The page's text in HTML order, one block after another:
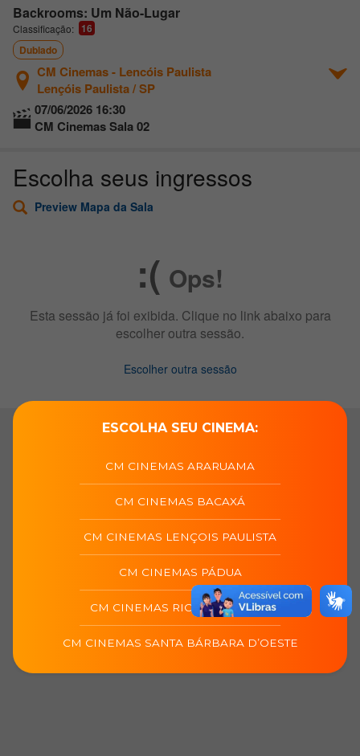
ESCOLHA SEU CINEMA:
CM CINEMAS ARARUAMA
CM CINEMAS BACAXÁ
CM CINEMAS LENÇOIS PAULISTA
CM CINEMAS PÁDUA
CM CINEMAS RIO DAS OSTRAS
CM CINEMAS SANTA BÁRBARA D’OESTE